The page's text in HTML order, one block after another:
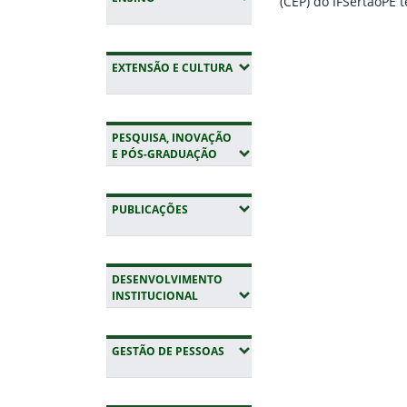
EXTENSÃO E CULTURA(EXPANDIR SUBMENUS)
PESQUISA, INOVAÇÃO
E PÓS-GRADUAÇÃO (EXPANDIR SUBMENUS)
PUBLICAÇÕES (EXPANDIR SUBMENUS)
DESENVOLVIMENTO
INSTITUCIONAL(EXPANDIR SUBMENUS)
GESTÃO DE PESSOAS (EXPANDIR SUBMENUS)